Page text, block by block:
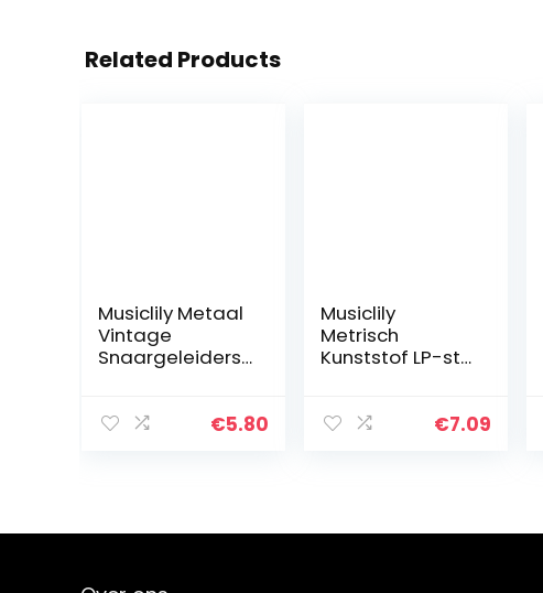
Related Products
Musiclily Metaal
Vintage
Snaargeleiders
Tele Elektrische
€5.80
Musiclily
Metrisch
Kunststof LP-stijl
Stijl Elektrische
€7.09